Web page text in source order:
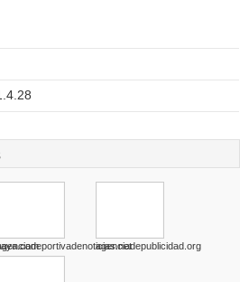
agenciadepublicidad.org